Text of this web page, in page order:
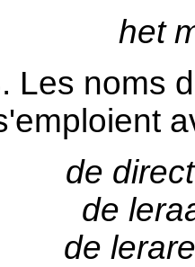
het
Les noms
de
de
de